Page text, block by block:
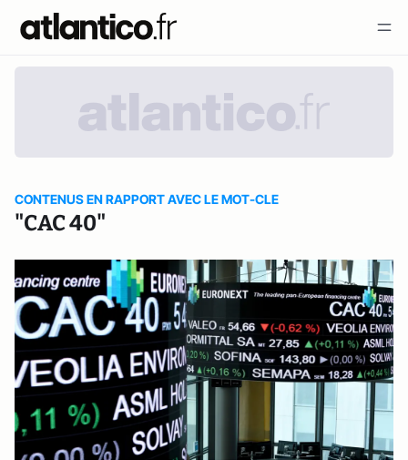
CONTENUS EN RAPPORT AVEC LE MOT-CLE
"CAC 40"